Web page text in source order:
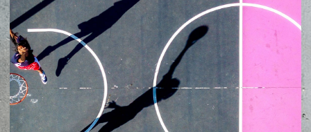
UTCA
ZENE
MÉDIAAJÁNLAT
IMPRESSZUM
PR-ARCHÍVUM
ADATKEZELÉSI TÁJÉKOZTATÓ